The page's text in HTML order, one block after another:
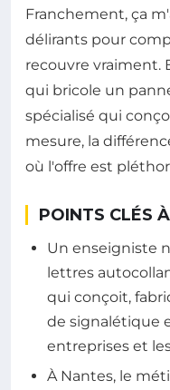
Franchement, ça
délirants pour
recouvre vraiment.
qui bricole un
spécialisé qui
mesure, la
où l'offre est
POINTS CLÉS
Un enseigniste
lettres
qui conçoit,
de signalétique
entreprises et
À Nantes, le